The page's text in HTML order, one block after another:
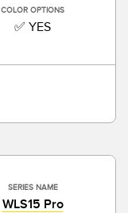
COLOR OPTIONS
✅ YES
SERIES NAME
WLS15 Pro